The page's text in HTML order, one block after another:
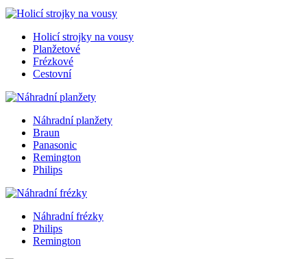
Holicí strojky na vousy
Planžetové
Frézkové
Cestovní
Náhradní planžety
Braun
Panasonic
Remington
Philips
Náhradní frézky
Philips
Remington